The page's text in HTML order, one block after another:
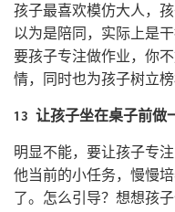
孩子最喜欢模仿大人，
以为是陪同，实际上是
要孩子专注做作业，你
情，同时也为孩子树立榜
13 让孩子坐在桌子前做
明显不能，要让孩子专
他当前的小任务，慢慢
了。怎么引导？想想孩